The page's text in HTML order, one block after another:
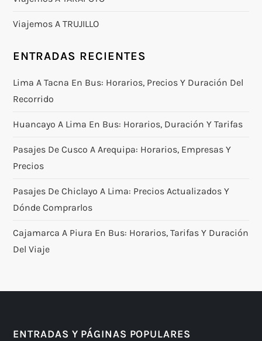
Viajemos A TRUJILLO
ENTRADAS RECIENTES
Lima A Tacna En Bus: Horarios, Precios Y Duración Del
Recorrido
Huancayo A Lima En Bus: Horarios, Duración Y Tarifas
Pasajes De Cusco A Arequipa: Horarios, Empresas Y
Precios
Pasajes De Chiclayo A Lima: Precios Actualizados Y
Dónde Comprarlos
Cajamarca A Piura En Bus: Horarios, Tarifas Y Duración
Del Viaje
ENTRADAS Y PÁGINAS POPULARES